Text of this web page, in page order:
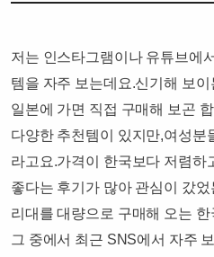
저는 인스타그램이나 유튜브에
템을 자주 보는데요.​신기해 보
일본에 가면 직접 구매해 보곤
다양한 추천템이 있지만,여성분
라고요.​가격이 한국보다 저렴하
좋다는 후기가 많아 관심이 갔
리대를 대량으로 구매해 오는
그 중에서 최근 SNS에서 자주